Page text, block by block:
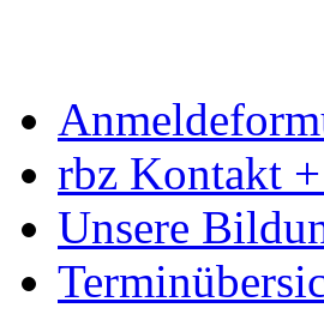
rbz Kontakt
Unsere